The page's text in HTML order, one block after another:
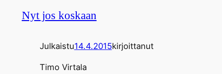
Nyt jos koskaan
Julkaistu14.4.2015kirjoittanut
Timo Virtala